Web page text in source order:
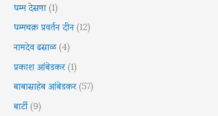
धम्म देसणा(1)
धम्मचक्र प्रवर्तन दीन(12)
नामदेव ढसाळ(4)
प्रकाश आंबेडकर(1)
बाबासाहेब आंबेडकर(57)
बार्टी(9)